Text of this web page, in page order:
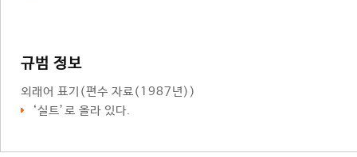
규범 정보
외래어 표기 (편수 자료(1987년))
‘실트’로 올라 있다.